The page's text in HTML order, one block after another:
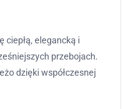
ciepłą, elegancką i
przebojach.
dzięki współczesnej